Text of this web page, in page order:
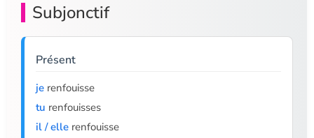
Subjonctif
Présent
je renfouisse
tu renfouisses
il / elle renfouisse